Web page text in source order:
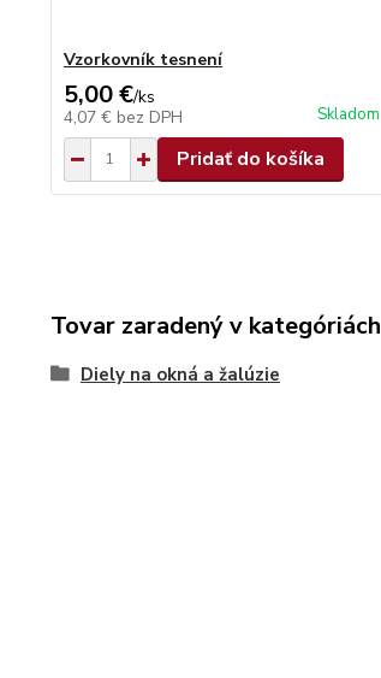
Vzorkovník tesnení
5,00 €/ks
4,07 € bez DPH Skladom
Pridať do košíka
Tovar zaradený v kategóriách
Diely na okná a žalúzie